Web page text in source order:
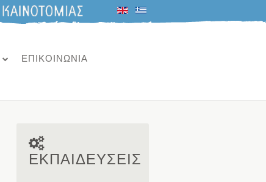
ΕΠΙΚΟΙΝΩΝΙΑ
ΕΚΠΑΙΔΕΥΣΕΙΣ